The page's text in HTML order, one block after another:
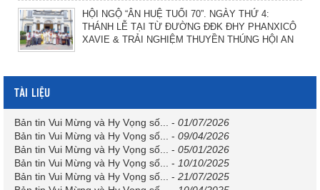
HỘI NGỘ “ÂN HUỆ TUỔI 70”. NGÀY THỨ 4:
THÁNH LỄ TẠI TỪ ĐƯỜNG ĐĐK ĐHY PHANXICÔ
XAVIE & TRẢI NGHIỆM THUYỀN THÚNG HỘI AN
TÀI LIỆU
Bản tin Vui Mừng và Hy Vọng số... - 01/07/2026
Bản tin Vui Mừng và Hy Vọng số...
- 09/04/2026
Bản tin Vui Mừng và Hy Vọng số...
- 05/01/2026
Bản tin Vui Mừng và Hy Vọng số...
- 10/10/2025
Bản tin Vui Mừng và Hy Vọng số...
- 21/07/2025